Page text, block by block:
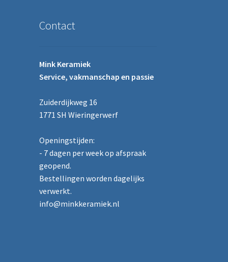
Contact
Mink Keramiek
Service, vakmanschap en passie
Zuiderdijkweg 16
1771 SH Wieringerwerf
Openingstijden:
- 7 dagen per week op afspraak
geopend.
Bestellingen worden dagelijks
verwerkt.
info@minkkeramiek.nl